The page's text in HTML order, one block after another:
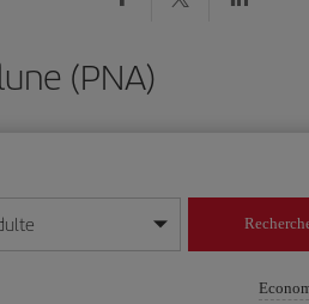
(PNA)
année